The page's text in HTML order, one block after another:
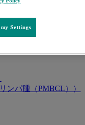
ンパ腫（PMBCL））
Settings